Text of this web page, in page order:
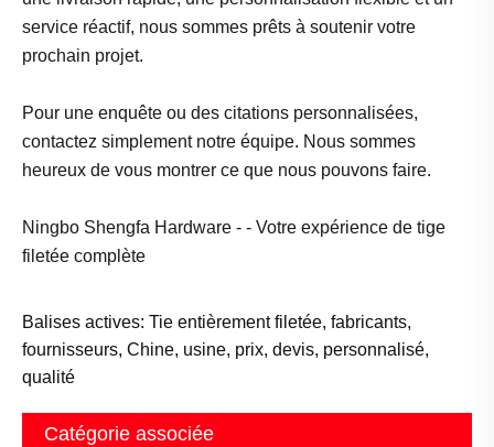
service réactif, nous sommes prêts à soutenir votre
prochain projet.
Pour une enquête ou des citations personnalisées,
contactez simplement notre équipe. Nous sommes
heureux de vous montrer ce que nous pouvons faire.
Ningbo Shengfa Hardware - - Votre expérience de tige
filetée complète
Balises actives: Tie entièrement filetée, fabricants,
fournisseurs, Chine, usine, prix, devis, personnalisé,
qualité
Catégorie associée